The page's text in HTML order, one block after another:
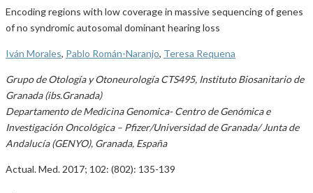
Encoding regions with low coverage in massive sequencing of genes
of no syndromic autosomal dominant hearing loss
Iván Morales, Pablo Román-Naranjo, Teresa Requena
Grupo de Otología y Otoneurología CTS495, Instituto Biosanitario de
Granada (ibs.Granada)
Departamento de Medicina Genomica- Centro de Genómica e
Investigación Oncológica – Pfizer/Universidad de Granada/ Junta de
Andalucía (GENYO), Granada, España
Actual. Med. 2017; 102: (802): 135-139